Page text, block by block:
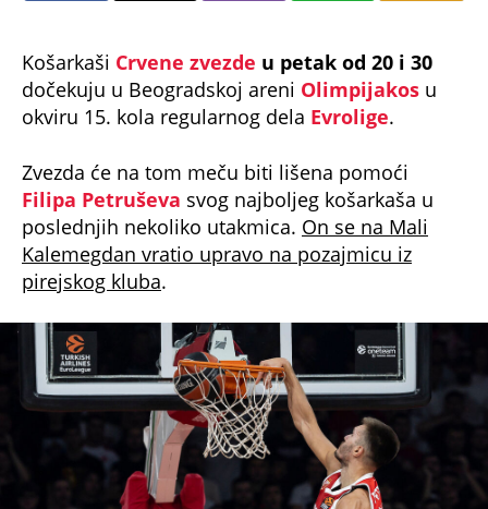
dočekuju u Beogradskoj areniOlimpijakosu
okviru 15. kola regularnog delaEvrolige.
Filipa Petruševa svog najboljeg košarkaša u
poslednjih nekoliko utakmica.On se na Mali
Kalemegdan vratio upravo na pozajmicu iz
pirejskog kluba.